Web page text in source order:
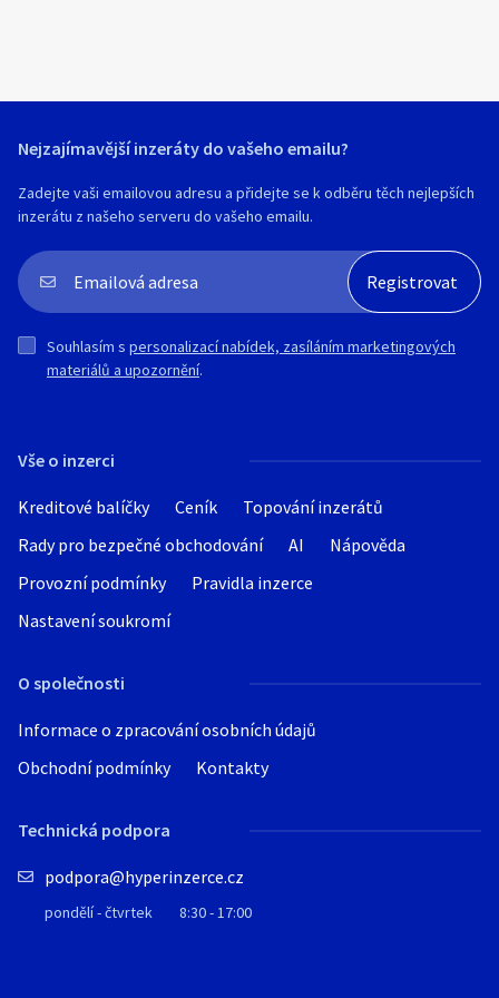
Jmenovitý výkon: 2,5 kW
Rozměry stroje na paletě: 1010 x 1550 x
1450 mm
Hmotnost stroje: 400 kg
Vše o inzerci
Kreditové balíčky Ceník
Topování inzerátů
Rady pro bezpečné obchodování
AI
Nápověda
Provozní podmínky
Pravidla inzerce
Nastavení soukromí
O společnosti
Informace o zpracování osobních údajů
Obchodní podmínky
Kontakty
Technická podpora
podpora@hyperinzerce.cz
pondělí - čtvrtek 8:30 - 17:00
Nejzajímavější inzeráty do vašeho emailu?
Zadejte vaši emailovou adresu a přidejte se k odběru těch nejlepších
inzerátu z našeho serveru do vašeho emailu.
Souhlasím s personalizací nabídek, zasíláním marketingových
materiálů a upozornění.